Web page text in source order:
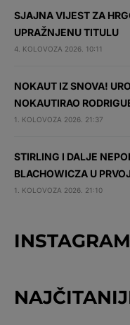
SJAJNA VIJEST ZA
UPRAŽNJENU TITULU
4. KOLOVOZA 2026. 10:11
NOKAUT IZ SNOVA!
NOKAUTIRAO
1. KOLOVOZA 2026. 21:37
STIRLING I DALJE
BLACHOWICZA U
1. KOLOVOZA 2026. 21:10
INSTAGRAM